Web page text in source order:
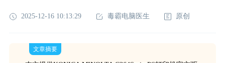
2025-12-16 10:13:29 毒霸电脑医生 原创
文章摘要